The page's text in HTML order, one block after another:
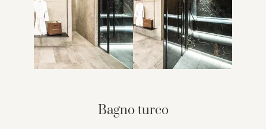
Bagno turco